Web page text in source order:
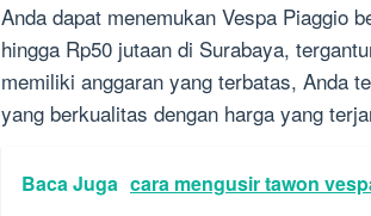
Anda dapat menemukan Vespa Piaggio
hingga Rp50 jutaan di Surabaya,
memiliki anggaran yang terbatas, Anda
yang berkualitas dengan harga yang
Baca Juga cara mengusir tawon